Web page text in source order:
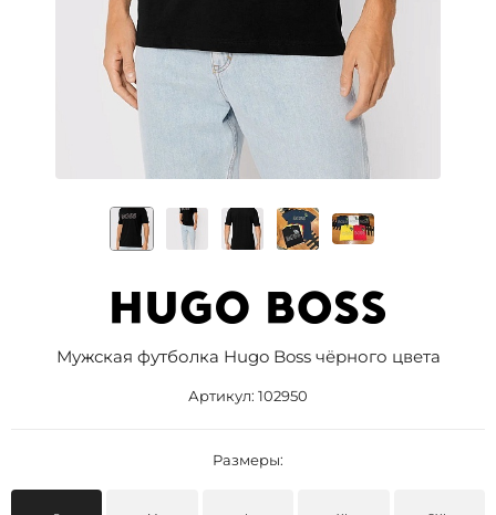
Мужская футболка Hugo Boss чёрного цвета
Артикул: 102950
Размеры: